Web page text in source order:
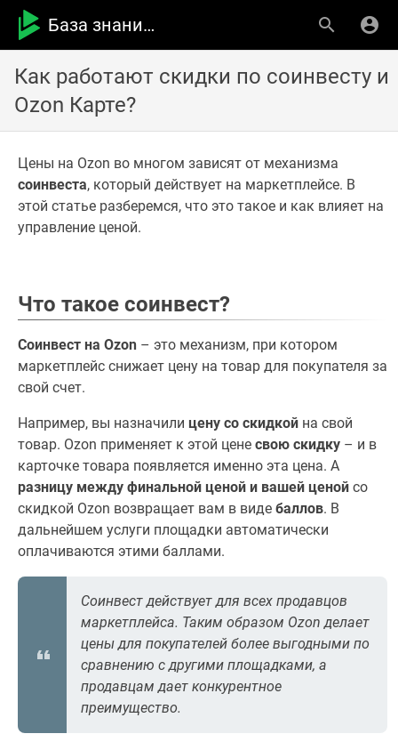
База знаний MPSTATS
Как работают скидки по соинвесту и
Ozon Карте?
Цены на Ozon во многом зависят от механизма
соинвеста, который действует на маркетплейсе. В
этой статье разберемся, что это такое и как влияет на
управление ценой.
Что такое соинвест?
Соинвест на Ozon – это механизм, при котором
маркетплейс снижает цену на товар для покупателя за
свой счет.
Например, вы назначили цену со скидкой на свой
товар. Ozon применяет к этой цене свою скидку – и в
карточке товара появляется именно эта цена. А
разницу между финальной ценой и вашей ценой со
скидкой Ozon возвращает вам в виде баллов. В
дальнейшем услуги площадки автоматически
оплачиваются этими баллами.
Соинвест действует для всех продавцов
маркетплейса. Таким образом Ozon делает
цены для покупателей более выгодными по
сравнению с другими площадками, а
продавцам дает конкурентное
преимущество.